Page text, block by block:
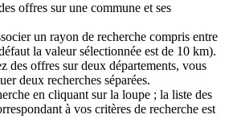
offres sur une commune et ses
un rayon de recherche compris entre
la valeur sélectionnée est de 10 km).
des offres sur deux départements, vous
deux recherches séparées.
en cliquant sur la loupe ; la liste des
à vos critères de recherche est